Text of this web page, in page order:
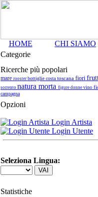
HOME CHI SIAMO
Categorie
Ricerche più popolari
mare rooster bottiglie costa toscana fiori
sorrento natura morta figure donne vino
campagna
Opzioni
Login Artista
Login Utente
Seleziona Lingua:
Statistiche